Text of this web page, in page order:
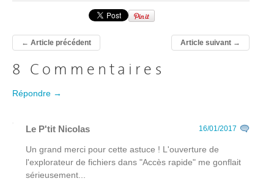
← Article précédent Article suivant→
8 Commentaires
Répondre →
Le P'tit Nicolas 16/01/2017
Un grand merci pour cette astuce ! L'ouverture de
l'explorateur de fichiers dans "Accès rapide" me gonflait
sérieusement...